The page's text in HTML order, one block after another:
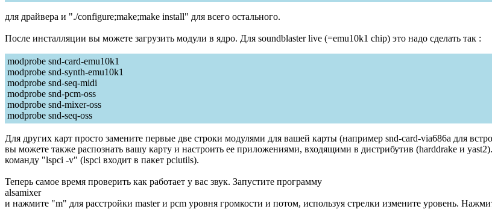
для драйвера и "./configure;make;make install" для всего остального.
После инсталляции вы можете загрузить модули в ядро. Для soundblaster live (=emu10k1 chip) это надо сделать так :
modprobe snd-card-emu10k1
modprobe snd-synth-emu10k1
modprobe snd-seq-midi
modprobe snd-pcm-oss
modprobe snd-mixer-oss
modprobe snd-seq-oss
Для других карт просто замените первые две строки модулями для вашей карты (например snd-card-via686a для
вы можете также распознать вашу карту и настроить ее приложениями, входящими в дистрибутив (harddrake и
команду "lspci -v" (lspci входит в пакет pciutils).
Теперь самое время проверить как работает у вас звук. Запустите программу
alsamixer
и нажмите "m" для расстройки master и pcm уровня громкости и потом, используя стрелки измените уровень.